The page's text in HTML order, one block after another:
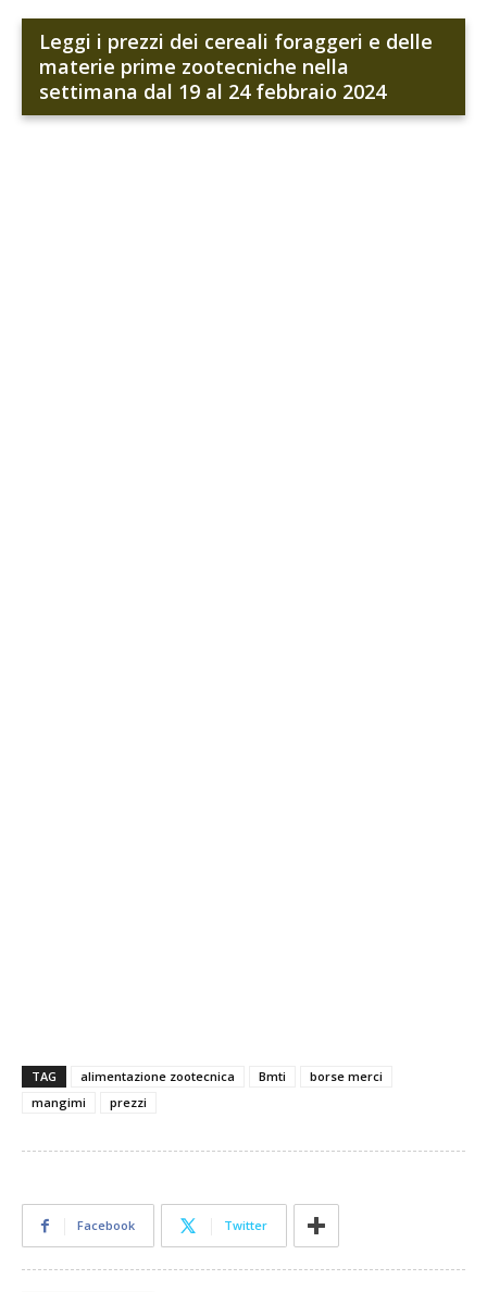
Leggi i prezzi dei cereali foraggeri e delle
materie prime zootecniche nella
settimana dal 19 al 24 febbraio 2024
TAG alimentazione zootecnica Bmti
borse merci
mangimi
prezzi
Facebook Twitter